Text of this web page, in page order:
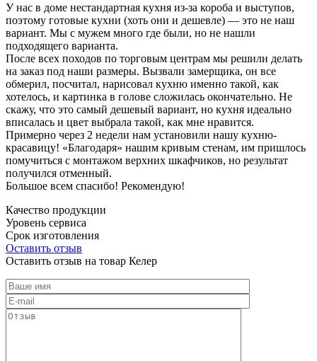
У нас в доме нестандартная кухня из-за короба и выступов,
поэтому готовые кухни (хоть они и дешевле) — это не наш
вариант. Мы с мужем много где были, но не нашли
подходящего варианта.
После всех походов по торговым центрам мы решили делать
на заказ под наши размеры. Вызвали замерщика, он все
обмерил, посчитал, нарисовал кухню именно такой, как
хотелось, и картинка в голове сложилась окончательно. Не
скажу, что это самый дешевый вариант, но кухня идеально
вписалась и цвет выбрала такой, как мне нравится.
Примерно через 2 недели нам установили нашу кухню-
красавицу! «Благодаря» нашим кривым стенам, им пришлось
помучиться с монтажом верхних шкафчиков, но результат
получился отменный.
Большое всем спасибо! Рекомендую!
Качество продукции
Уровень сервиса
Срок изготовления
Оставить отзыв
Оставить отзыв на товар Келер